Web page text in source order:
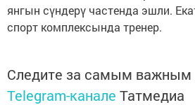
янгын сүндерү частенда эшли.
спорт комплексында тренер.
Следите за самым важным
Telegram-канале Татмедиа